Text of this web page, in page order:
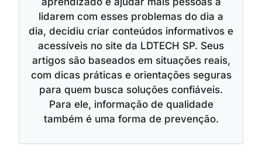
lidarem com esses problemas do dia a
dia, decidiu criar conteúdos informativos e
acessíveis no site da LDTECH SP. Seus
artigos são baseados em situações reais,
com dicas práticas e orientações seguras
para quem busca soluções confiáveis.
Para ele, informação de qualidade
também é uma forma de prevenção.